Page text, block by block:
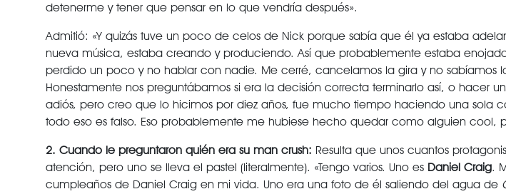
detenerme y tener que pensar en lo que vendría después».
Admitió: «Y quizás tuve un poco de celos de Nick porque sabía que él ya estaba
nueva música, estaba creando y produciendo. Así que probablemente estaba
perdido un poco y no hablar con nadie. Me cerré, cancelamos la gira y no sabíamos
Honestamente nos preguntábamos si era la decisión correcta terminarlo así, o hacer
adiós, pero creo que lo hicimos por diez años, fue mucho tiempo haciendo una sola
todo eso es falso. Eso probablemente me hubiese hecho quedar como alguien cool,
2. Cuando le preguntaron quién era su man crush: Resulta que unos cuantos
atención, pero uno se lleva el pastel (literalmente). «Tengo varios. Uno es Daniel Craig.
cumpleaños de Daniel Craig en mi vida. Uno era una foto de él saliendo del agua de